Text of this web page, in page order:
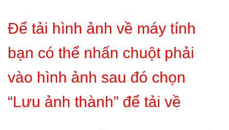
Để tải hình ảnh về máy tính
bạn có thể nhấn chuột phải
vào hình ảnh sau đó chọn
“Lưu ảnh thành” để tải về